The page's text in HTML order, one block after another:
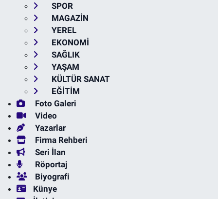
SPOR
MAGAZİN
YEREL
EKONOMİ
SAĞLIK
YAŞAM
KÜLTÜR SANAT
EĞİTİM
Foto Galeri
Video
Yazarlar
Firma Rehberi
Seri İlan
Röportaj
Biyografi
Künye